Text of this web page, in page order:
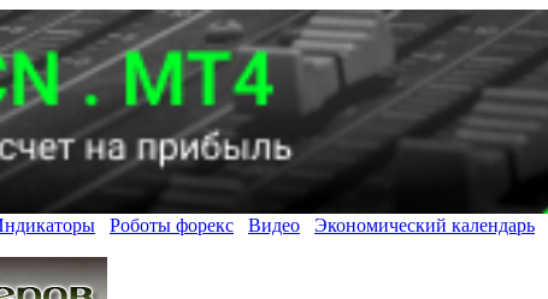
Роботы форекс Видео Экономический календарь